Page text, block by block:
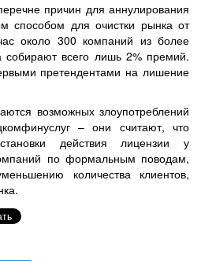
причин для аннулирования
способом для очистки рынка от
около 300 компаний из более
собирают всего лишь 2% премий.
претендентами на лишение
возможных злоупотреблений
– они считают, что
действия лицензии у
по формальным поводам,
количества клиентов,